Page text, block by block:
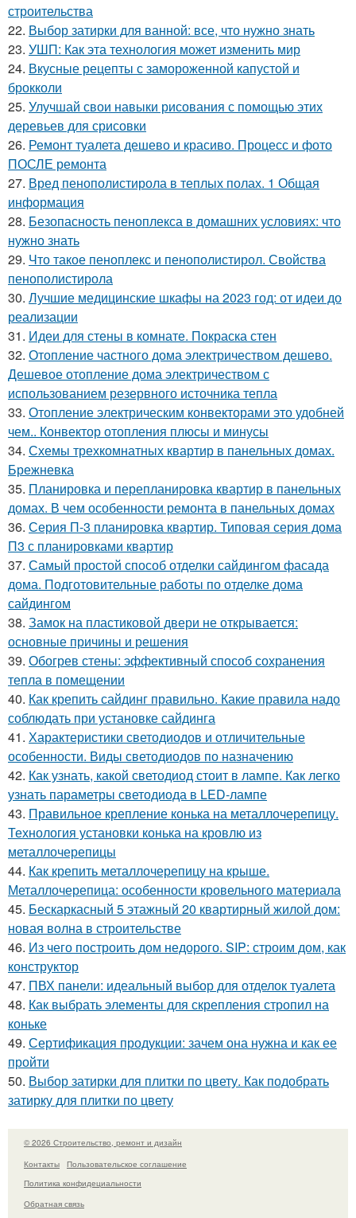
строительства
22. Выбор затирки для ванной: все, что нужно знать
23. УШП: Как эта технология может изменить мир
24. Вкусные рецепты с замороженной капустой и
брокколи
25. Улучшай свои навыки рисования с помощью этих
деревьев для срисовки
26. Ремонт туалета дешево и красиво. Процесс и фото
ПОСЛЕ ремонта
27. Вред пенополистирола в теплых полах. 1 Общая
информация
28. Безопасность пеноплекса в домашних условиях: что
нужно знать
29. Что такое пеноплекс и пенополистирол. Свойства
пенополистирола
30. Лучшие медицинские шкафы на 2023 год: от идеи до
реализации
31. Идеи для стены в комнате. Покраска стен
32. Отопление частного дома электричеством дешево.
Дешевое отопление дома электричеством с
использованием резервного источника тепла
33. Отопление электрическим конвекторами это удобней
чем.. Конвектор отопления плюсы и минусы
34. Схемы трехкомнатных квартир в панельных домах.
Брежневка
35. Планировка и перепланировка квартир в панельных
домах. В чем особенности ремонта в панельных домах
36. Серия П-3 планировка квартир. Типовая серия дома
П3 с планировками квартир
37. Самый простой способ отделки сайдингом фасада
дома. Подготовительные работы по отделке дома
сайдингом
38. Замок на пластиковой двери не открывается:
основные причины и решения
39. Обогрев стены: эффективный способ сохранения
тепла в помещении
40. Как крепить сайдинг правильно. Какие правила надо
соблюдать при установке сайдинга
41. Характеристики светодиодов и отличительные
особенности. Виды светодиодов по назначению
42. Как узнать, какой светодиод стоит в лампе. Как легко
узнать параметры светодиода в LED-лампе
43. Правильное крепление конька на металлочерепицу.
Технология установки конька на кровлю из
металлочерепицы
44. Как крепить металлочерепицу на крыше.
Металлочерепица: особенности кровельного материала
45. Бескаркасный 5 этажный 20 квартирный жилой дом:
новая волна в строительстве
46. Из чего построить дом недорого. SIP: строим дом, как
конструктор
47. ПВХ панели: идеальный выбор для отделок туалета
48. Как выбрать элементы для скрепления стропил на
коньке
49. Сертификация продукции: зачем она нужна и как ее
пройти
50. Выбор затирки для плитки по цвету. Как подобрать
затирку для плитки по цвету
© 2026 Строительство, ремонт и дизайн
Контакты
Пользовательское соглашение
Политика конфидециальности
Обратная связь